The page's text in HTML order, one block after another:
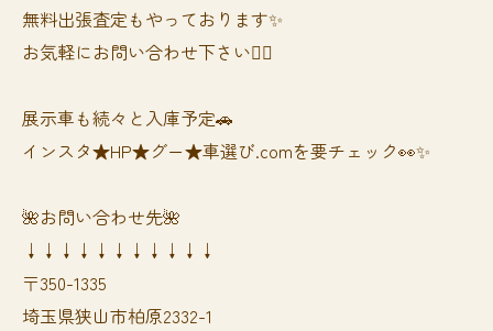
無料出張査定もやっております✨
お気軽にお問い合わせ下さい🙆‍♀️
展示車も続々と入庫予定🚗
インスタ★HP★グー★車選び.comを要チェック👀✨
🌺お問い合わせ先🌺
↓↓↓↓↓↓↓↓↓↓↓
〒350-1335
埼玉県狭山市柏原2332-1